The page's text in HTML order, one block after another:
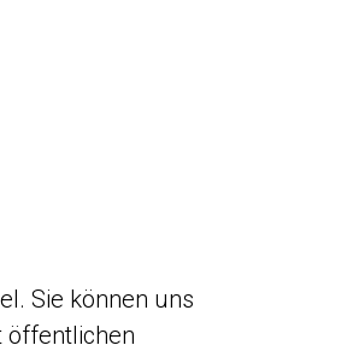
Sie können uns
öffentlichen